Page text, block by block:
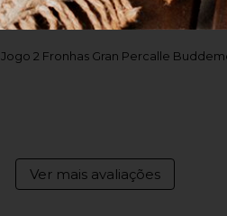
Jogo 2 Fronhas Gran Percalle
Ver mais avaliações